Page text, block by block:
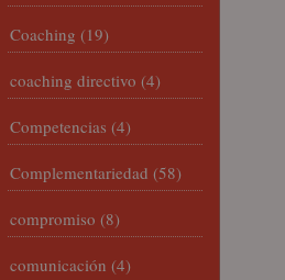
Coaching (19)
coaching directivo (4)
Competencias (4)
Complementariedad (58)
compromiso (8)
comunicación (4)